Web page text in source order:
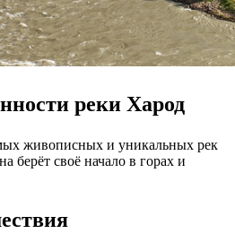
реки Харод
живописных и уникальных рек
берёт своё начало в горах и